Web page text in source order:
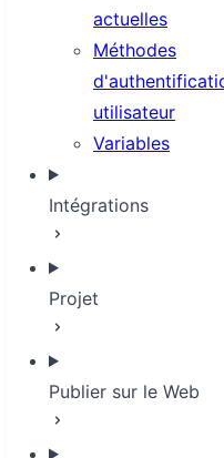
actuelles
Méthodes
utilisateur
Variables
Intégrations
Projet
Publier sur le Web